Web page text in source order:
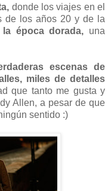
donde los viajes en el
de los años 20 y de la
época dorada, una
escenas de
miles de detalles
que tanto me gusta y
Allen, a pesar de que
sentido :)